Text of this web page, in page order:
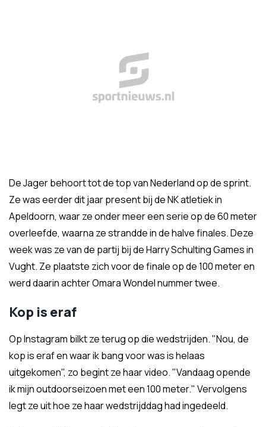
De Jager behoort tot de top van Nederland op de sprint.
Ze was eerder dit jaar present bij de NK atletiek in
Apeldoorn, waar ze onder meer een serie op de 60 meter
overleefde, waarna ze strandde in de halve finales. Deze
week was ze van de partij bij de Harry Schulting Games in
Vught. Ze plaatste zich voor de finale op de 100 meter en
werd daarin achter Omara Wondel nummer twee.
Kop is eraf
Op Instagram bilkt ze terug op die wedstrijden. "Nou, de
kop is eraf en waar ik bang voor was is helaas
uitgekomen", zo begint ze haar video. "Vandaag opende
ik mijn outdoorseizoen met een 100 meter." Vervolgens
legt ze uit hoe ze haar wedstrijddag had ingedeeld.